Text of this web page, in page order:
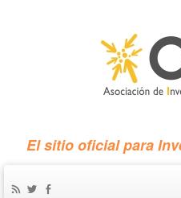
El sitio oficial para